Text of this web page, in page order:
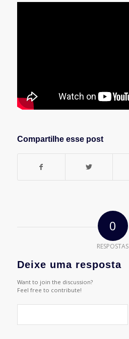
Compartilhe esse post
0
RESPOSTAS
Deixe uma resposta
Want to join the discussion?
Feel free to contribute!